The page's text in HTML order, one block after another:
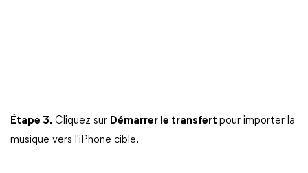
Étape 3. Cliquez sur Démarrer le transfert pour importer la
musique vers l'iPhone cible.